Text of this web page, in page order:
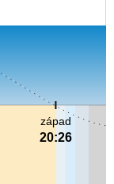
západ
20:26